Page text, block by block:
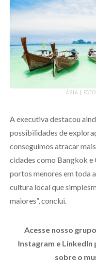
ÁSIA |
A executiva destacou
possibilidades de
conseguimos atracar
cidades como Bangkok
portos menores em toda
cultura local que
maiores”, conclui.
Acesse nosso
Instagram e
sobre o